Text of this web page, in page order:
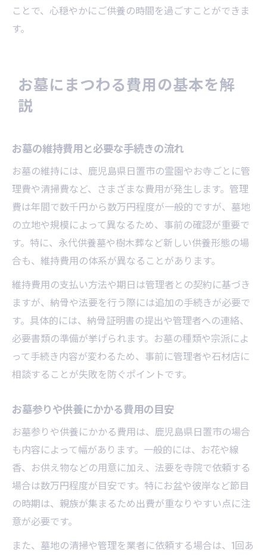
ことで、心穏やかにご供養の時間を過ごすことができま
す。
お墓にまつわる費用の基本を解
説
お墓の維持費用と必要な手続きの流れ
お墓の維持には、鹿児島県日置市の霊園やお寺ごとに管
理費や清掃費など、さまざまな費用が発生します。管理
費は年間で数千円から数万円程度が一般的ですが、墓地
の立地や規模によって異なるため、事前の確認が重要で
す。特に、永代供養墓や樹木葬など新しい供養形態の場
合も、維持費用の体系が異なることがあります。
維持費用の支払い方法や期日は管理者との契約に基づき
ますが、納骨や法要を行う際には追加の手続きが必要で
す。具体的には、納骨証明書の提出や管理者への連絡、
必要書類の準備が挙げられます。お墓の種類や宗派によ
って手続き内容が変わるため、事前に管理者や石材店に
相談することが失敗を防ぐポイントです。
お墓参りや供養にかかる費用の目安
お墓参りや供養にかかる費用は、鹿児島県日置市の場合
も内容によって幅があります。一般的には、お花や線
香、お供え物などの用意に加え、法要を寺院で依頼する
場合は数万円程度が目安です。特にお盆や彼岸など節目
の時期は、親族が集まるため出費が重なりやすい点に注
意が必要です。
また、墓地の清掃や管理を業者に依頼する場合は、1回あ